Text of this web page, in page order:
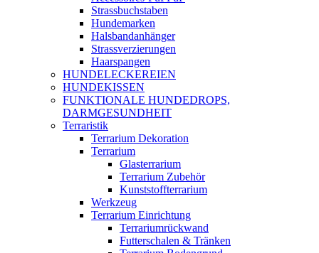
Strassbuchstaben
Hundemarken
Halsbandanhänger
Strassverzierungen
Haarspangen
HUNDELECKEREIEN
HUNDEKISSEN
FUNKTIONALE HUNDEDROPS,
DARMGESUNDHEIT
Terraristik
Terrarium Dekoration
Terrarium
Glasterrarium
Terrarium Zubehör
Kunststoffterrarium
Werkzeug
Terrarium Einrichtung
Terrariumrückwand
Futterschalen & Tränken